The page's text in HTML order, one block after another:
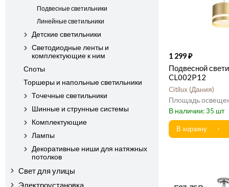
Подвесные светильники
Линейные светильники
Детские светильники
Светодиодные ленты и
комплектующие к ним
Споты
Торшеры и напольные светильники
Точечные светильники
Шинные и струнные системы
Комплектующие
Лампы
Декоративные ниши для натяжных
потолков
Свет для улицы
Электроустановка
1 299
Подвесной
CL002P12
Citilux Дания
35